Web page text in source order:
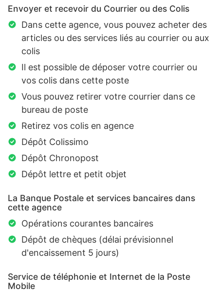
Envoyer et recevoir du Courrier ou des Colis
Dans cette agence, vous pouvez acheter des
articles ou des services liés au courrier ou aux
colis
Il est possible de déposer votre courrier ou
vos colis dans cette poste
Vous pouvez retirer votre courrier dans ce
bureau de poste
Retirez vos colis en agence
Dépôt Colissimo
Dépôt Chronopost
Dépôt lettre et petit objet
La Banque Postale et services bancaires dans
cette agence
Opérations courantes bancaires
Dépôt de chèques (délai prévisionnel
d'encaissement 5 jours)
Service de téléphonie et Internet de la Poste
Mobile